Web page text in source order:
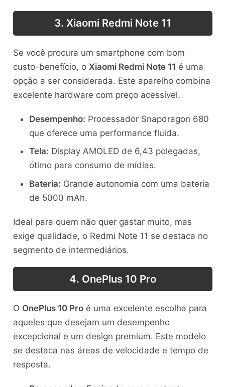
3. Xiaomi Redmi Note 11
Se você procura um smartphone com bom
custo-benefício, o Xiaomi Redmi Note 11 é uma
opção a ser considerada. Este aparelho combina
excelente hardware com preço acessível.
Desempenho: Processador Snapdragon 680
que oferece uma performance fluida.
Tela: Display AMOLED de 6,43 polegadas,
ótimo para consumo de mídias.
Bateria: Grande autonomia com uma bateria
de 5000 mAh.
Ideal para quem não quer gastar muito, mas
exige qualidade, o Redmi Note 11 se destaca no
segmento de intermediários.
4. OnePlus 10 Pro
O OnePlus 10 Proé uma excelente escolha para
aqueles que desejam um desempenho
excepcional e um design premium. Este modelo
se destaca nas áreas de velocidade e tempo de
resposta.